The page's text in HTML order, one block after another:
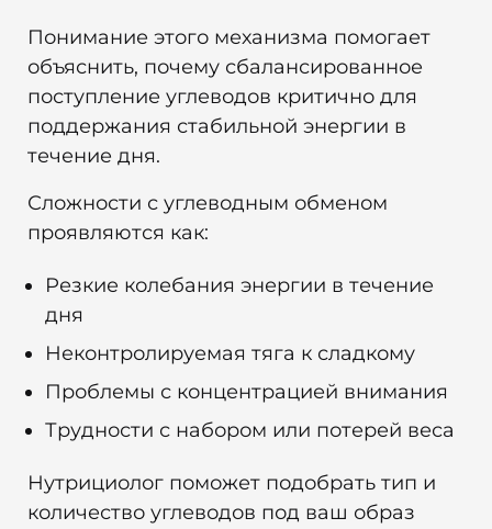
Понимание этого механизма помогает
объяснить, почему сбалансированное
поступление углеводов критично для
поддержания стабильной энергии в
течение дня.
Сложности с углеводным обменом
проявляются как:
Резкие колебания энергии в течение
дня
Неконтролируемая тяга к сладкому
Проблемы с концентрацией внимания
Трудности с набором или потерей веса
Нутрициолог поможет подобрать тип и
количество углеводов под ваш образ